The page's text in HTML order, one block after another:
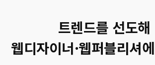
트렌드를 선도해
웹디자이너·웹퍼블리셔